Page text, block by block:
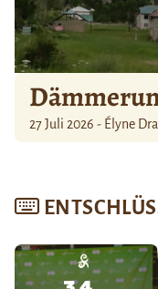
27 Juli 2026 - Élyne